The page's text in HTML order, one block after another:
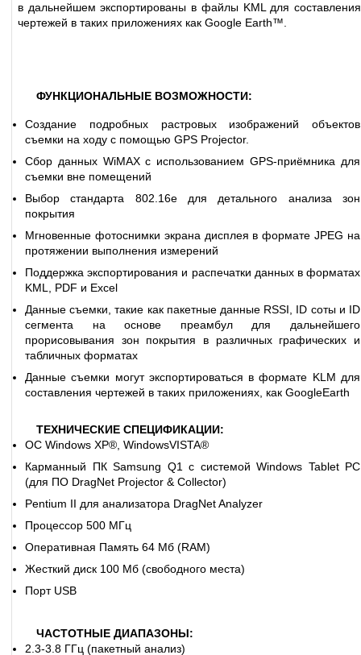
в дальнейшем экспортированы в файлы KML для составления
чертежей в таких приложениях как Google Earth™.
ФУНКЦИОНАЛЬНЫЕ ВОЗМОЖНОСТИ:
Создание подробных растровых изображений объектов
съемки на ходу с помощью GPS Projector.
Сбор данных WiMAX с использованием GPS-приёмника для
съемки вне помещений
Выбор стандарта 802.16e для детального анализа зон
покрытия
Мгновенные фотоснимки экрана дисплея в формате JPEG на
протяжении выполнения измерений
Поддержка экспортирования и распечатки данных в форматах
KML, PDF и Excel
Данные съемки, такие как пакетные данные RSSI, ID соты и ID
сегмента на основе преамбул для дальнейшего
прорисовывания зон покрытия в различных графических и
табличных форматах
Данные съемки могут экспортироваться в формате KLM для
составления чертежей в таких приложениях, как GoogleEarth
ТЕХНИЧЕСКИЕ СПЕЦИФИКАЦИИ:
ОС Windows XP®, WindowsVISTA®
Карманный ПК Samsung Q1 с системой Windows Tablet PC
(для ПО DragNet Projector & Collector)
Pentium II для анализатора DragNet Analyzer
Процессор 500 МГц
Оперативная Память 64 Мб (RAM)
Жесткий диск 100 Мб (свободного места)
Порт USB
ЧАСТОТНЫЕ ДИАПАЗОНЫ:
2.3-3.8 ГГц (пакетный анализ)